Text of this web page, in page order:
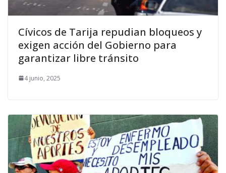
Cívicos de Tarija repudian bloqueos y
exigen acción del Gobierno para
garantizar libre tránsito
4 junio, 2025